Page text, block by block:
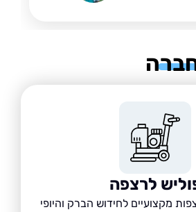
לרצפה
לחידוש הברק והיופי